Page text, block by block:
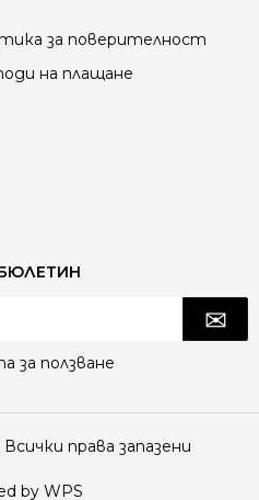
за поверителност
на плащане
за ползване
права запазени
by WPS